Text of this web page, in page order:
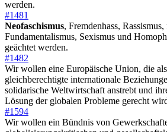
werden.
#1481
Neofaschismus, Fremdenhass,
Fundamentalismus, Sexismus und
geächtet werden.
#1482
Wir wollen eine Europäische Union, die
gleichberechtigte internationale
solidarische Weltwirtschaft anstrebt und
Lösung der globalen Probleme gerecht
#1594
Wir wollen ein Bündnis von